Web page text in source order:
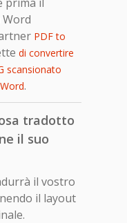
PDF to
di convertire
scansionato
.
tradotto
il suo
il vostro
il layout